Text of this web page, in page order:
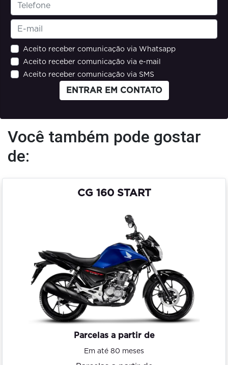
Aceito receber comunicação via Whatsapp
Aceito receber comunicação via e-mail
Aceito receber comunicação via SMS
ENTRAR EM CONTATO
Você também pode gostar
de:
CG 160 START
Parcelas a partir de
Em até 80 meses